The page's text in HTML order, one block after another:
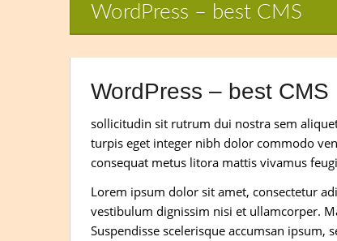
WordPress – best CMS
WordPress – best CMS
sollicitudin sit rutrum dui nostra sem
turpis eget integer nibh dolor commodo
consequat metus litora mattis vivamus
Lorem ipsum dolor sit amet, consectetur
vestibulum dignissim nisi et ullamcorper.
Suspendisse scelerisque accumsan